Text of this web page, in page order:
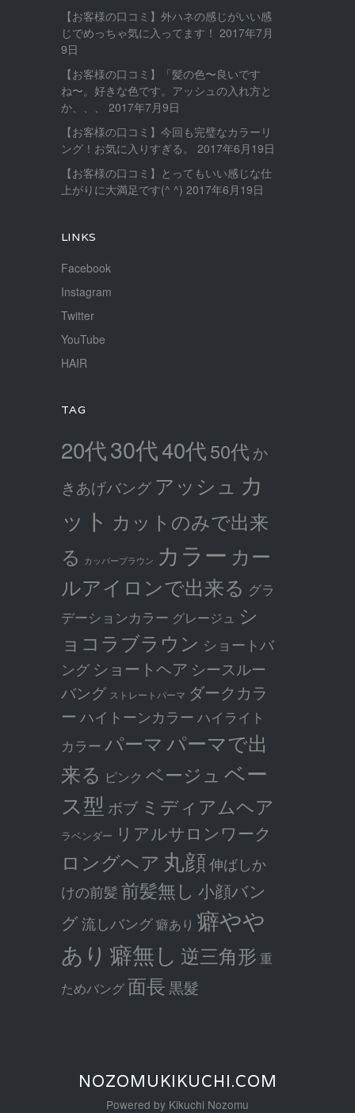
【お客様の口コミ】外ハネの感じがいい感
じでめっちゃ気に入ってます！ 2017年7月
9日
【お客様の口コミ】「髪の色〜良いです
ね〜。好きな色です。アッシュの入れ方と
か、、、
2017年7月9日
【お客様の口コミ】今回も完璧なカラーリ
ング！お気に入りすぎる。
2017年6月19日
【お客様の口コミ】とってもいい感じな仕
上がりに大満足です(^ ^) 2017年6月19日
LINKS
Facebook
Instagram
Twitter
YouTube
HAIR
TAG
20代30代40代50代 か
きあげバング アッシュ カ
ット カットのみで出来
る カッパーブラウン カラー カー
ルアイロンで出来る グラ
デーションカラー グレージュ シ
ョコラブラウン ショートバ
ング ショートヘア シースルー
バング ストレートパーマ ダークカラ
ー ハイトーンカラー ハイライト
カラー パーマ パーマで出
来る ピンク ベージュ ベー
ス型 ボブ ミディアムヘア
ラベンダー リアルサロンワーク
ロングヘア 丸顔伸ばしか
けの前髪前髪無し 小顔バン
グ流しバング癖あり 癖やや
あり 癖無し 逆三角形 重
ためバング 面長黒髮
NOZOMUKIKUCHI.COM
Powered by Kikuchi Nozomu